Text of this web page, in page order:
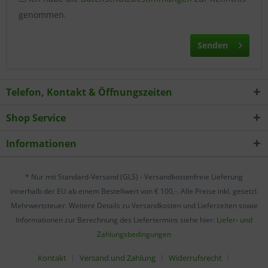
Wählen Sie nach Ihren individuellen Bedürfnissen
Komfortfunktionen
Statistik & Tracking
genommen.
Senden
Telefon, Kontakt & Öffnungszeiten
Shop Service
Informationen
* Nur mit Standard-Versand (GLS) - Versandkostenfreie Lieferung
innerhalb der EU ab einem Bestellwert von € 100,-. Alle Preise inkl. gesetzl.
Mehrwertsteuer. Weitere Details zu Versandkosten und Lieferzeiten sowie
Informationen zur Berechnung des Liefertermins siehe hier: Liefer- und
Zahlungsbedingungen
Kontakt Versand und Zahlung Widerrufsrecht